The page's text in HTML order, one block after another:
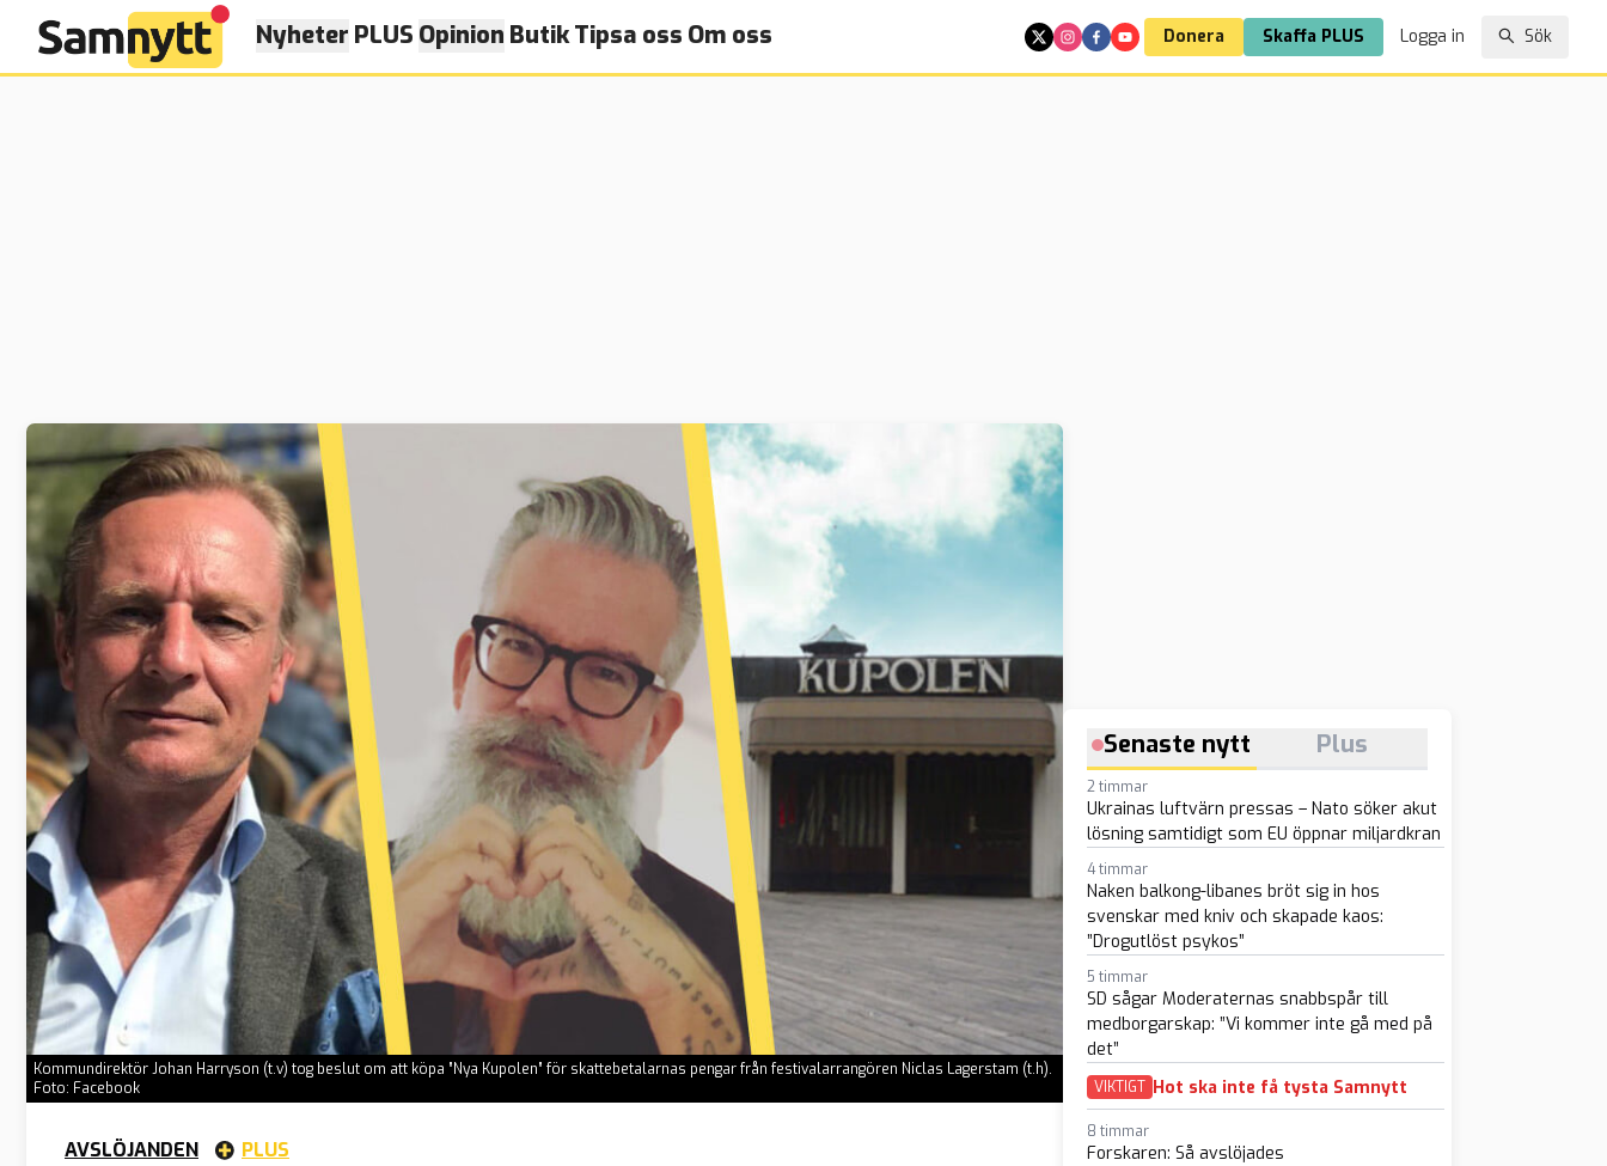
Nyheter PLUS Opinion ButikTipsa oss Om oss Donera Skaffa PLUS Logga in Sök
Kommundirektör Johan Harryson (t.v) tog beslut om att köpa ”Nya Kupolen” för skattebetalarnas pengar från festivalarrangören Niclas Lagerstam (t.h).
Foto: Facebook
AVSLÖJANDEN PLUS
Senaste nytt Plus
2 timmar
Ukrainas luftvärn pressas – Nato söker akut
lösning samtidigt som EU öppnar miljardkran
4 timmar
Naken balkong-libanes bröt sig in hos
svenskar med kniv och skapade kaos:
”Drogutlöst psykos”
5 timmar
SD sågar Moderaternas snabbspår till
medborgarskap: ”Vi kommer inte gå med på
det”
VIKTIGT Hot ska inte få tysta Samnytt
8 timmar
Forskaren: Så avslöjades